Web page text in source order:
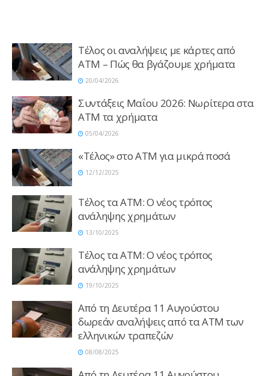
Τέλος οι αναλήψεις με κάρτες από
ΑΤΜ – Πώς θα βγάζουμε χρήματα
20/04/2026
Συντάξεις Μαΐου 2026: Νωρίτερα στα
ATM τα χρήματα
05/04/2026
«Τέλος» στο ATM για μικρά ποσά
12/12/2025
Τέλος τα ΑΤΜ: Ο νέος τρόπος
ανάληψης χρημάτων
13/10/2025
Τέλος τα ΑΤΜ: Ο νέος τρόπος
ανάληψης χρημάτων
19/10/2025
Από τη Δευτέρα 11 Αυγούστου
δωρεάν αναλήψεις από τα ΑΤΜ των
ελληνικών τραπεζών
08/08/2025